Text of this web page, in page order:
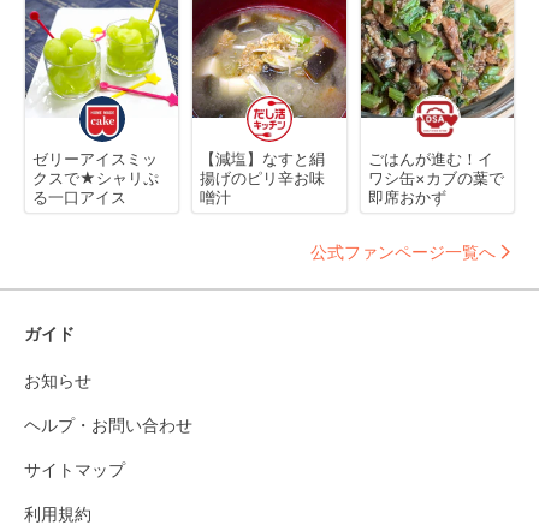
ゼリーアイスミッ
クスで★シャリぷ
る一口アイス
【減塩】なすと絹
揚げのピリ辛お味
噌汁
ごはんが進む！イ
ワシ缶×カブの葉で
即席おかず
公式ファンページ一覧へ
ガイド
お知らせ
ヘルプ・お問い合わせ
サイトマップ
利用規約